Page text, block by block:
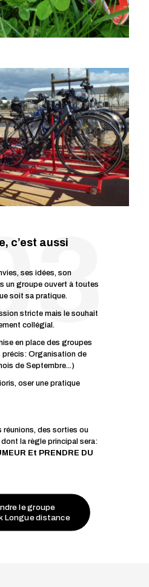
c’est aussi
ses idées, son
un groupe ouvert à toutes
soit sa pratique.
stricte mais le souhait
collégial.
en place des groupes
précis: Organisation de
de Septembre...)
oser une pratique
réunions, des sorties ou
la règle principal sera:
Et PRENDRE DU
le groupe
Longue distance